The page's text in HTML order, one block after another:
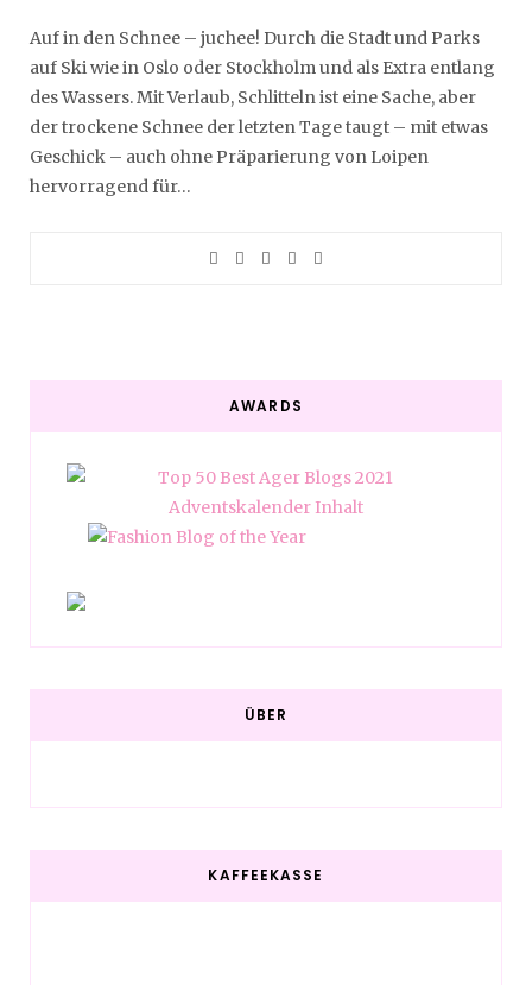
Auf in den Schnee – juchee! Durch die Stadt und Parks
auf Ski wie in Oslo oder Stockholm und als Extra entlang
des Wassers. Mit Verlaub, Schlitteln ist eine Sache, aber
der trockene Schnee der letzten Tage taugt – mit etwas
Geschick – auch ohne Präparierung von Loipen
hervorragend für…
AWARDS
ÜBER
KAFFEEKASSE